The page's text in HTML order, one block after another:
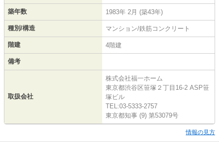
築年数 1983年 2月 (築43年)
種別/構造 マンション/鉄筋コンクリート
階建 4階建
備考
取扱会社
株式会社福一ホーム
東京都渋谷区笹塚２丁目16-2 ASP笹
塚ビル
TEL:03-5333-2757
東京都知事 (9) 第53079号
情報の見方